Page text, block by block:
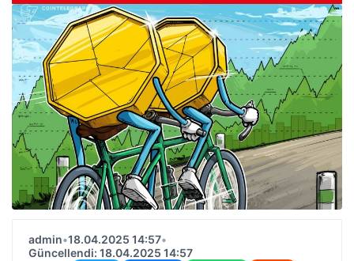
admin•18.04.2025 14:57•
Güncellendi: 18.04.2025 14:57